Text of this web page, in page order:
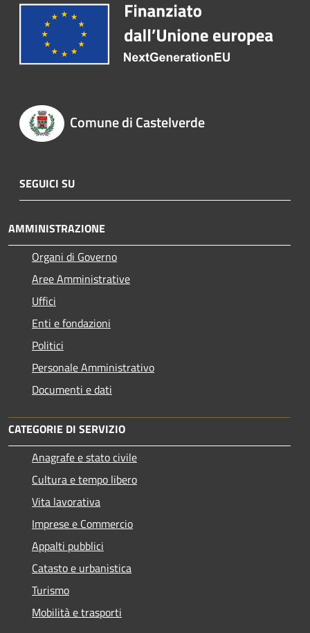
Comune di Castelverde
SEGUICI SU
AMMINISTRAZIONE
Organi di Governo
Aree Amministrative
Uffici
Enti e fondazioni
Politici
Personale Amministrativo
Documenti e dati
CATEGORIE DI SERVIZIO
Anagrafe e stato civile
Cultura e tempo libero
Vita lavorativa
Imprese e Commercio
Appalti pubblici
Catasto e urbanistica
Turismo
Mobilità e trasporti